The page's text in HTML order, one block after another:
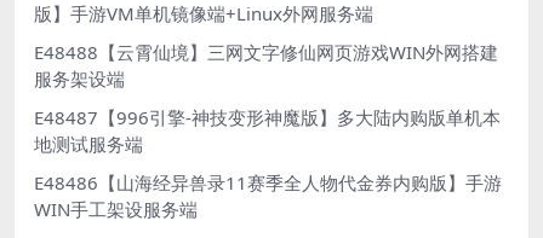
版】手游VM单机镜像端+Linux外网服务端
E48488【云霄仙境】三网文字修仙网页游戏WIN外网搭建
服务架设端
E48487【996引擎-神技变形神魔版】多大陆内购版单机本
地测试服务端
E48486【山海经异兽录11赛季全人物代金券内购版】手游
WIN手工架设服务端